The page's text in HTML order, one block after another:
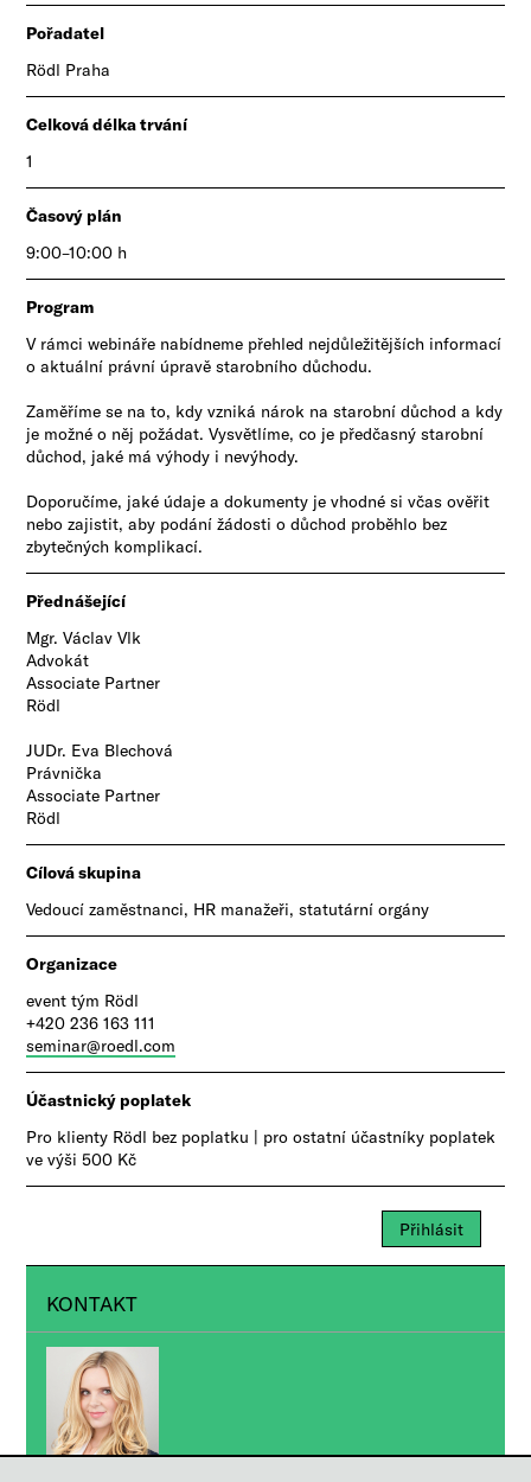
Pořadatel
​Rödl Praha
Celková délka trvání
1
Časový plán
9:00–10:00 h
Program
V rámci webináře nabídneme přehled nejdůležitějších informací
o aktuální právní úpravě starobního důchodu.
Zaměříme se na to, kdy vzniká nárok na starobní důchod a kdy
je možné o něj požádat. Vysvětlíme, co je předčasný starobní
důchod, jaké má výhody i nevýhody.
Doporučíme, jaké údaje a dokumenty je vhodné si včas ověřit
nebo zajistit, aby podání žádosti o důchod proběhlo bez
zbytečných komplikací.
Přednášející
Mgr. Václav Vlk
Advokát
Associate Partner
Rödl
JUDr. Eva Blechová
Právnička
Associate Partner
Rödl
Cílová skupina
​Vedoucí zaměstnanci, HR manažeři, statutární orgány
Organizace
event tým Rödl
+420 236 163 111
seminar@roedl.com
Účastnický poplatek
Pro klienty Rödl bez poplatku | pro ostatní účastníky poplatek
ve výši 500 Kč
Přihlásit
KONTAKT